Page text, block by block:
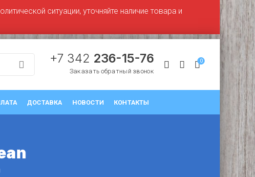
+7 342 236-15-76
Заказать обратный звонок
0
ДОСТАВКА НОВОСТИ КОНТАКТЫ
ситуации, уточняйте наличие товара и